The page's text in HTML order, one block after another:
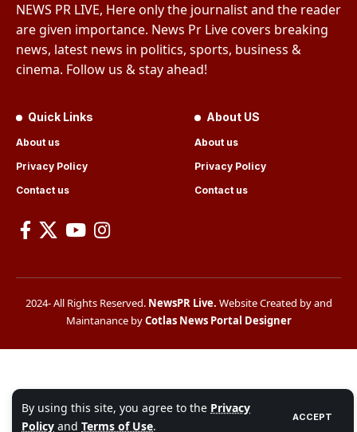
By using this site, you agree to the Privacy
Policy and Terms of Use.
ACCEPT
NEWS PR LIVE, Here only the journalist and the reader
are given importance. News Pr Live covers breaking
news, latest news in politics, sports, business &
cinema. Follow us & stay ahead!
Quick Links
About us
Privacy Policy
Contact us
About US
About us
Privacy Policy
Contact us
2024- All Rights Reserved. NewsPR Live. Website Created by and
Maintanance byCotlas News Portal Designer